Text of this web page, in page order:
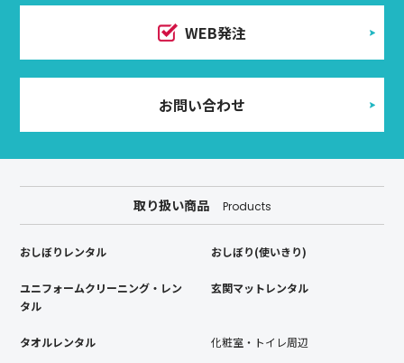
WEB発注
お問い合わせ
取り扱い商品 Products
おしぼりレンタル おしぼり(使いきり)
ユニフォームクリーニング・レン
タル
玄関マットレンタル
タオルレンタル 化粧室・トイレ周辺